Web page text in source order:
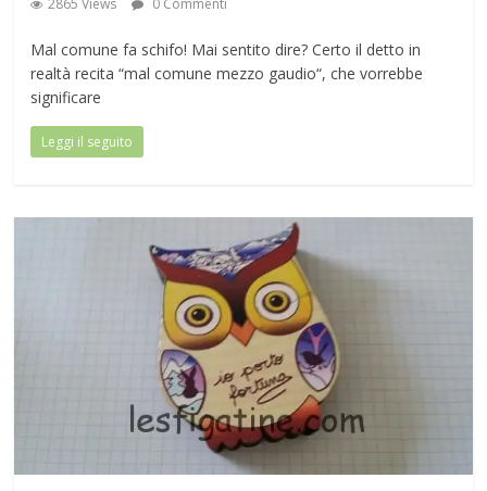
2865 Views 0 Commenti
Mal comune fa schifo! Mai sentito dire? Certo il detto in
realtà recita “mal comune mezzo gaudio“, che vorrebbe
significare
Leggi il seguito